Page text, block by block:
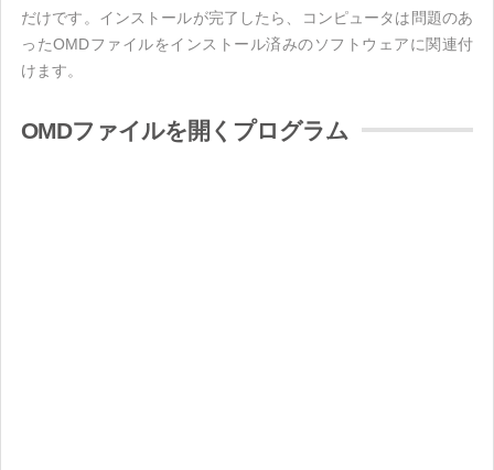
だけです。インストールが完了したら、コンピュータは問題のあ
ったOMDファイルをインストール済みのソフトウェアに関連付
けます。
OMDファイルを開くプログラム